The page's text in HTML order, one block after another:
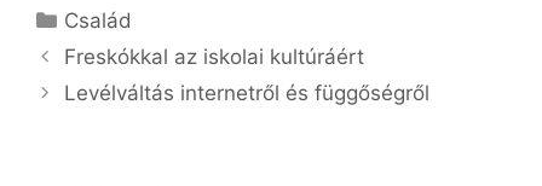
Kategória
Család
Freskókkal az iskolai kultúráért
Levélváltás internetről és függőségről